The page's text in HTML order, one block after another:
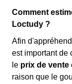
Comment
Loctudy ?
Afin
est important de
le prix de vente
raison que le